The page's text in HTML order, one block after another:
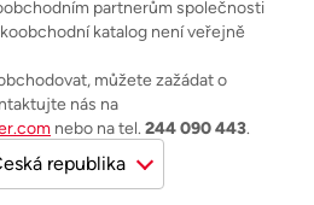
partnerům společnosti
katalog není veřejně
můžete zažádat o
nás na
nebo na tel. 244 090 443.
republika